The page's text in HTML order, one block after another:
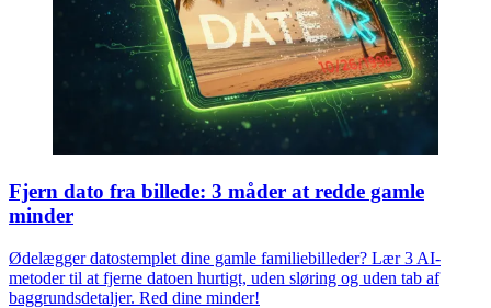
Fjern dato fra billede: 3 måder at redde gamle
minder
Ødelægger datostemplet dine gamle familiebilleder? Lær 3 AI-
metoder til at fjerne datoen hurtigt, uden sløring og uden tab af
baggrundsdetaljer. Red dine minder!